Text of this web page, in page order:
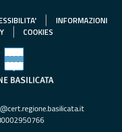
INFORMAZIONI
COOKIES